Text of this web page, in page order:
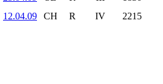
12.04.09
CH R IV 2215